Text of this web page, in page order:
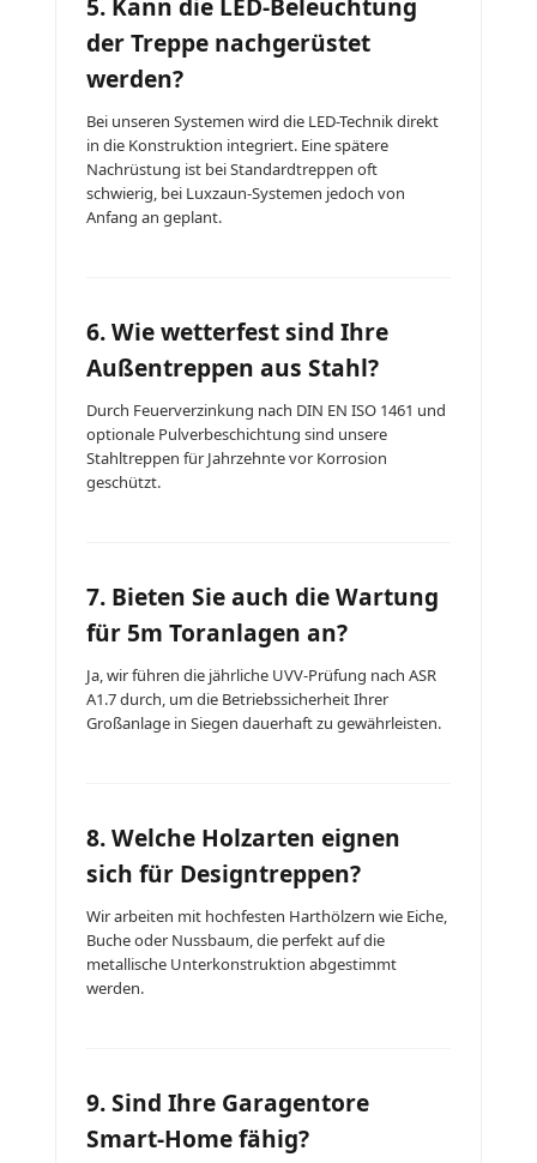
5. Kann die LED-Beleuchtung
der Treppe nachgerüstet
werden?
Bei unseren Systemen wird die LED-Technik direkt
in die Konstruktion integriert. Eine spätere
Nachrüstung ist bei Standardtreppen oft
schwierig, bei Luxzaun-Systemen jedoch von
Anfang an geplant.
6. Wie wetterfest sind Ihre
Außentreppen aus Stahl?
Durch Feuerverzinkung nach DIN EN ISO 1461 und
optionale Pulverbeschichtung sind unsere
Stahltreppen für Jahrzehnte vor Korrosion
geschützt.
7. Bieten Sie auch die Wartung
für 5m Toranlagen an?
Ja, wir führen die jährliche UVV-Prüfung nach ASR
A1.7 durch, um die Betriebssicherheit Ihrer
Großanlage in Siegen dauerhaft zu gewährleisten.
8. Welche Holzarten eignen
sich für Designtreppen?
Wir arbeiten mit hochfesten Harthölzern wie Eiche,
Buche oder Nussbaum, die perfekt auf die
metallische Unterkonstruktion abgestimmt
werden.
9. Sind Ihre Garagentore
Smart-Home fähig?